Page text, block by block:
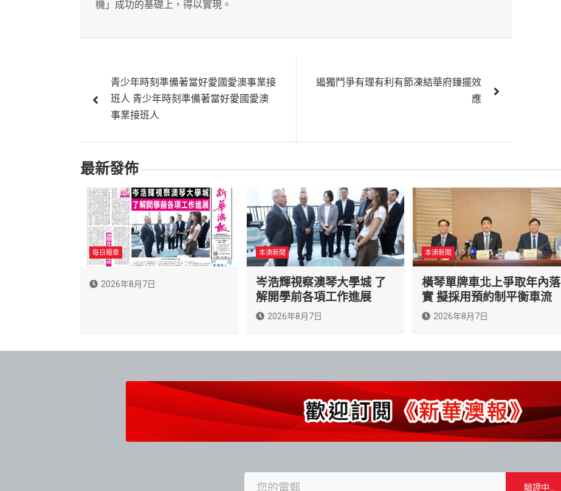
機」成功的基礎上，得以實現。
章
覽
青少年時刻準備著當好愛國愛澳事業接
班人 青少年時刻準備著當好愛國愛澳
事業接班人
遏獨鬥爭有理有利有節凍結華府鐘擺效
應
最新發佈
每日報章
2026年8月7日
本澳新聞
岑浩輝視察澳琴大學城 了
解開學前各項工作進展
2026年8月7日
本澳新聞
橫琴單牌車北上爭取年內落
實 擬採用預約制平衡車流
2026年8月7日